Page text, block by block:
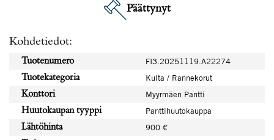
Päättynyt
Kohdetiedot:
Tuotenumero
FI3.20251119.A22274
Tuotekategoria
Kulta / Rannekorut
Konttori
Myyrmäen Pantti
Huutokaupan tyyppi
Panttihuutokauppa
Lähtöhinta
900 €